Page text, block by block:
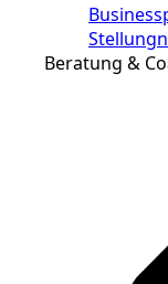
Beratung &